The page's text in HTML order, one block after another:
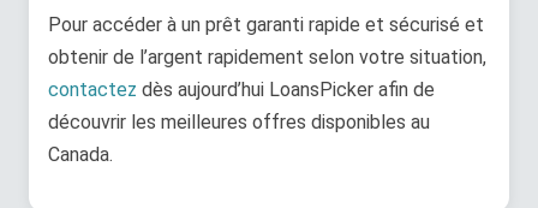
Pour accéder à un prêt garanti rapide et sécurisé et
obtenir de l’argent rapidement selon votre situation,
contactez dès aujourd’hui LoansPicker afin de
découvrir les meilleures offres disponibles au
Canada.